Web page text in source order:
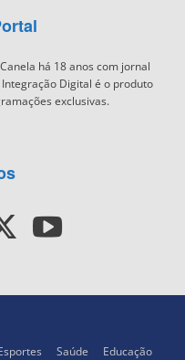
há 18 anos com jornal
Digital é o produto
exclusivas.
Saúde Educação